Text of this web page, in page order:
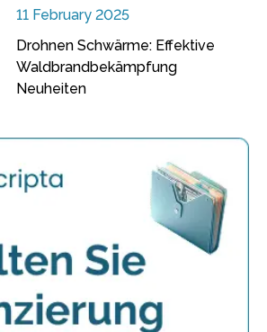
11 February 2025
Drohnen Schwärme: Effektive
Waldbrandbekämpfung
Neuheiten